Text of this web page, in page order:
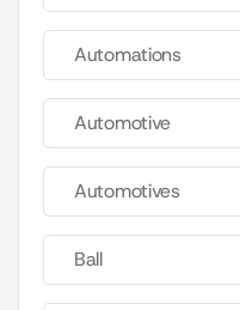
Automations
Automotive
Automotives
Ball